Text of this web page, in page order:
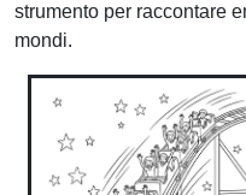
strumento per raccontare
mondi.